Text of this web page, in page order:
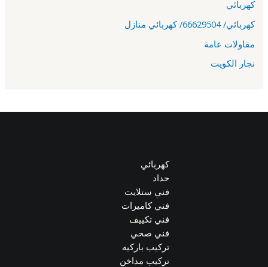
كهربائي
كهربائي/ 66629504/ كهربائي منازل
مقاولات عامة
نجار الكويت
كهربائي
حداد
فني ستلايت
فني كاميرات
فني تكييف
فني صحي
تركيب باركيه
تركيب مداخن